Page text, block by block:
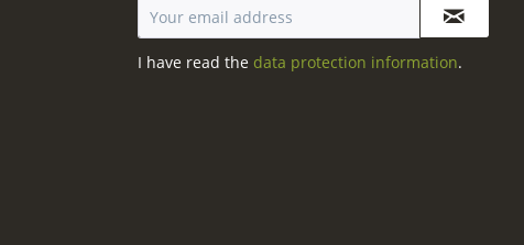
I have read the data protection information.